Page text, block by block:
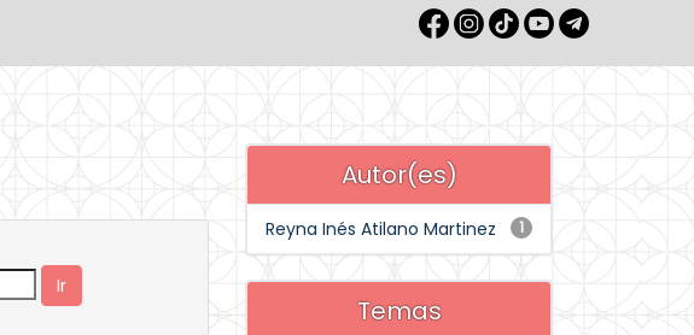
Autor(es)
1
Reyna Inés Atilano Martinez
Temas